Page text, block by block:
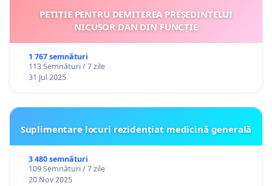
PETIȚIE PENTRU DEMITEREA PREȘEDINTELUI
NICUȘOR DAN DIN FUNCȚIE
1 767 semnături
113 Semnături / 7 zile
31 Jul 2025
Suplimentare locuri rezidențiat medicină generală
3 480 semnături
109 Semnături / 7 zile
20 Nov 2025